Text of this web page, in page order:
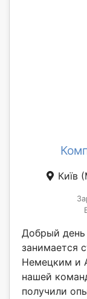
Київ
Добрый
занимается
Немецким и
нашей
получили